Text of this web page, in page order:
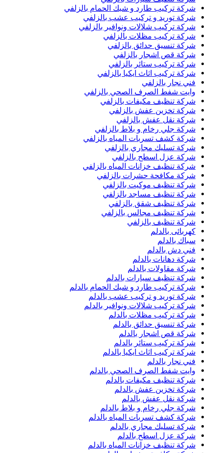
شركة تركيب طارد و شبك الحمام بالزلفي
شركة توريد و تركيب عشب بالزلفي
شركة تركيب شلالات ونوافير بالزلفي
شركة تركيب مظلات بالزلفي
شركة تنسيق حدائق بالزلفي
شركة قص اشجار بالزلفي
شركة تركيب ستائر بالزلفي
شركة تركيب اثاث ايكيا بالزلفي
فني نجار بالزلفي
وايت شفط الصرف الصحي بالزلفي
شركة تنظيف مكيفات بالزلفي
شركة تخزين عفش بالزلفي
شركة نقل عفش بالزلفي
شركة جلي رخام و بلاط بالزلفي
شركة كشف تسربات المياه بالزلفي
شركة تسليك مجاري بالزلفي
شركة عزل اسطح بالزلفي
شركة تنظيف خزانات المياه بالزلفي
شركة مكافحة حشرات بالزلفي
شركة تنظيف موكيت بالزلفي
شركة تنظيف مساجد بالزلفي
شركة تنظيف شقق بالزلفي
شركة تنظيف مجالس بالزلفي
شركة تنظيف بالزلفي
كهربائى بالدلم
سباك بالدلم
فني دش بالدلم
شركة دهانات بالدلم
شركة مقاولات بالدلم
شركة تنظيف سيارات بالدلم
شركة تركيب طارد و شبك الحمام بالدلم
شركة توريد و تركيب عشب بالدلم
شركة تركيب شلالات ونوافير بالدلم
شركة تركيب مظلات بالدلم
شركة تنسيق حدائق بالدلم
شركة قص اشجار بالدلم
شركة تركيب ستائر بالدلم
شركة تركيب اثاث ايكيا بالدلم
فني نجار بالدلم
وايت شفط الصرف الصحي بالدلم
شركة تنظيف مكيفات بالدلم
شركة تخزين عفش بالدلم
شركة نقل عفش بالدلم
شركة جلي رخام و بلاط بالدلم
شركة كشف تسربات المياه بالدلم
شركة تسليك مجاري بالدلم
شركة عزل اسطح بالدلم
شركة تنظيف خزانات المياه بالدلم